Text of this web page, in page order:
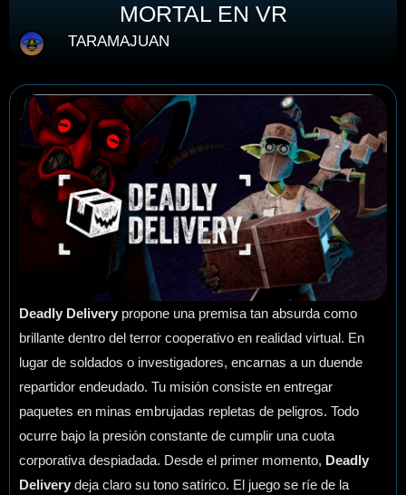
MORTAL EN VR
TARAMAJUAN
Deadly Delivery propone una premisa tan absurda como
brillante dentro del terror cooperativo en realidad virtual. En
lugar de soldados o investigadores, encarnas a un duende
repartidor endeudado. Tu misión consiste en entregar
paquetes en minas embrujadas repletas de peligros. Todo
ocurre bajo la presión constante de cumplir una cuota
corporativa despiadada. Desde el primer momento, Deadly
Delivery deja claro su tono satírico. El juego se ríe de la